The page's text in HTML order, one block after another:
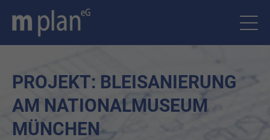
PROJEKT: BLEISANIERUNG
AM NATIONALMUSEUM
MÜNCHEN